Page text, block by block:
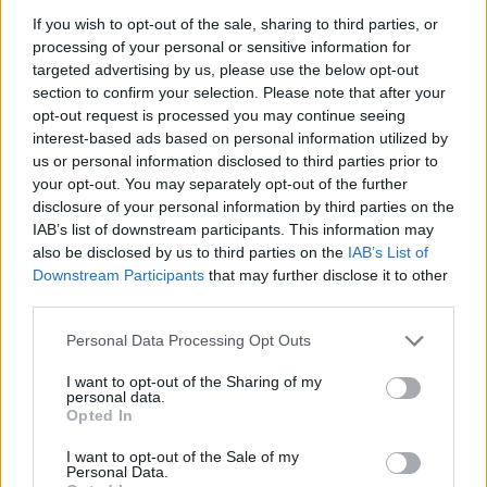
If you wish to opt-out of the sale, sharing to third parties, or
processing of your personal or sensitive information for
targeted advertising by us, please use the below opt-out
section to confirm your selection. Please note that after your
opt-out request is processed you may continue seeing
interest-based ads based on personal information utilized by
us or personal information disclosed to third parties prior to
your opt-out. You may separately opt-out of the further
disclosure of your personal information by third parties on the
IAB’s list of downstream participants. This information may
also be disclosed by us to third parties on the IAB’s List of
Downstream Participants that may further disclose it to other
Personal Data Processing Opt Outs
I want to opt-out of the Sharing of my
personal data.
Opted In
I want to opt-out of the Sale of my
Personal Data.
Γεωπολιτικό «μήνυμα» στο παρασκήνιο του deal
Η συγκυρία δεν είναι τυχαία. Η παρουσία του
Emmanuel
Macronκαι πιθανώς του Γερμανού Καγκελάριου Friedrich
Merz στο Πεκίνο, προσφέρει ιδανικό φόντο για την
ανακοίνωση. Μια συμφωνία τέτοιου βεληνεκούςθα
αναδείκνυε τους δεσμούς της Κίνας με την Ευρώπη, ενώ
ταυτόχρονα θα λειτουργούσε ωςγεωοικονομικό
“καμπανάκι” προς την Ουάσιγκτον.
Καθώς ο Donald Trump
επιδιώκει να αναθεωρήσει ριζικά
φαίνεται έτοιμο να «ζυγίσει» ξανά τους συμμάχους του.
Εάν το ρήγμα ΗΠΑ – Κίνας ξεπεραστεί, η Boeing ίσως
απολαμβάνει στρατηγικό προβάδισμα